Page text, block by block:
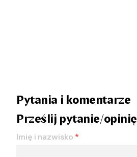
Pytania i komentarze
Prześlij pytanie/opinię
Imię i nazwisko *